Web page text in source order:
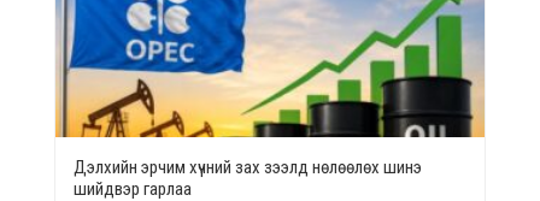
Дэлхийн эрчим хүчний зах зээлд нөлөөлөх шинэ
шийдвэр гарлаа